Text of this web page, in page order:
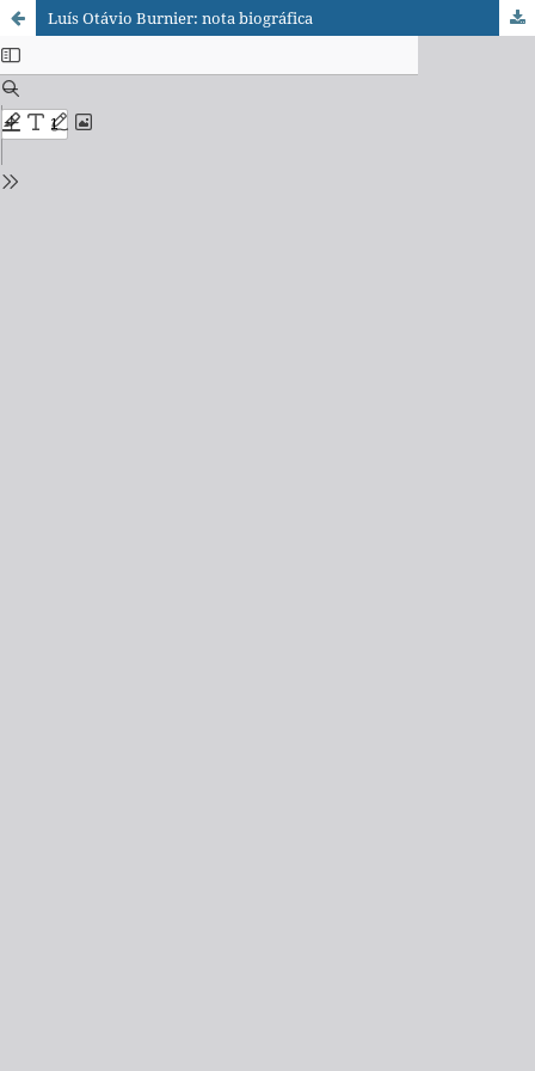
Luís Otávio Burnier: nota biográfica